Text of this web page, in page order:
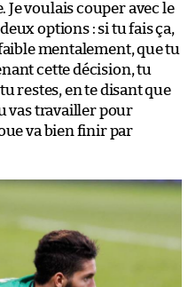
voulais couper avec le
options : si tu fais ça,
mentalement, que tu
cette décision, tu
restes, en te disant que
vas travailler pour
va bien finir par